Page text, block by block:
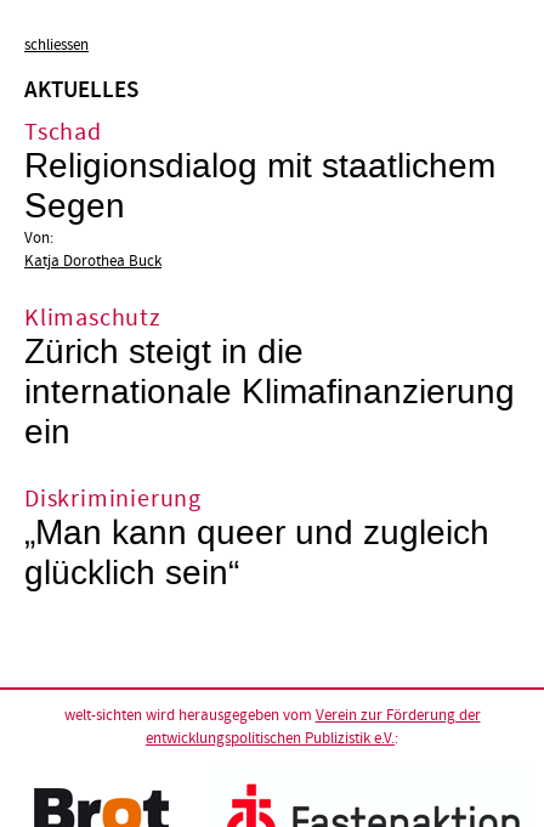
schliessen
AKTUELLES
Tschad
Religionsdialog mit staatlichem
Segen
Von:
Katja Dorothea Buck
Klimaschutz
Zürich steigt in die
internationale Klimafinanzierung
ein
Diskriminierung
„Man kann queer und zugleich
glücklich sein“
welt-sichten wird herausgegeben vom Verein zur Förderung der
entwicklungspolitischen Publizistik e.V.: